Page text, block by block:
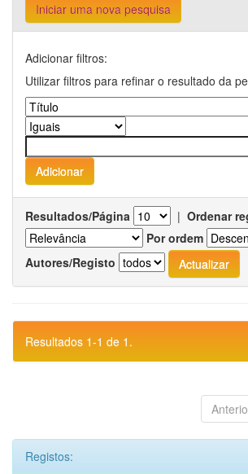
Iniciar uma nova pesquisa
Adicionar filtros:
Utilizar filtros para refinar o resultado da
Resultados/Página | Ordenar
Por ordem
Autores/Registo
Resultados 1-1 de 1.
Registos: